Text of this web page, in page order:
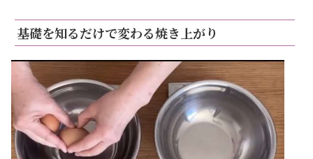
基礎を知るだけで変わる焼き上がり